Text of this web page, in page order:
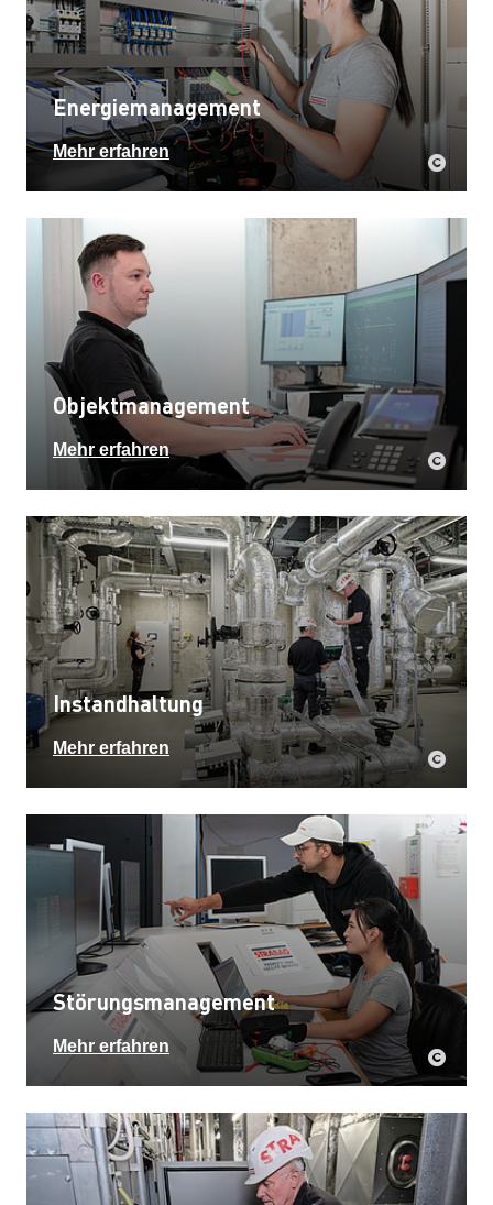
Energiemanagement
Mehr erfahren
Objektmanagement
Mehr erfahren
Instandhaltung
Mehr erfahren
Störungsmanagement
Mehr erfahren